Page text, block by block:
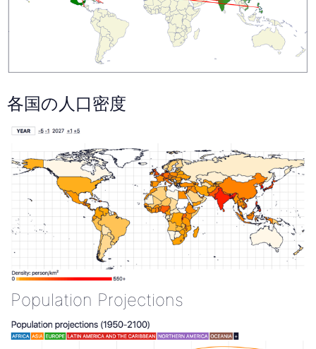
各国の人口密度
Population Projections